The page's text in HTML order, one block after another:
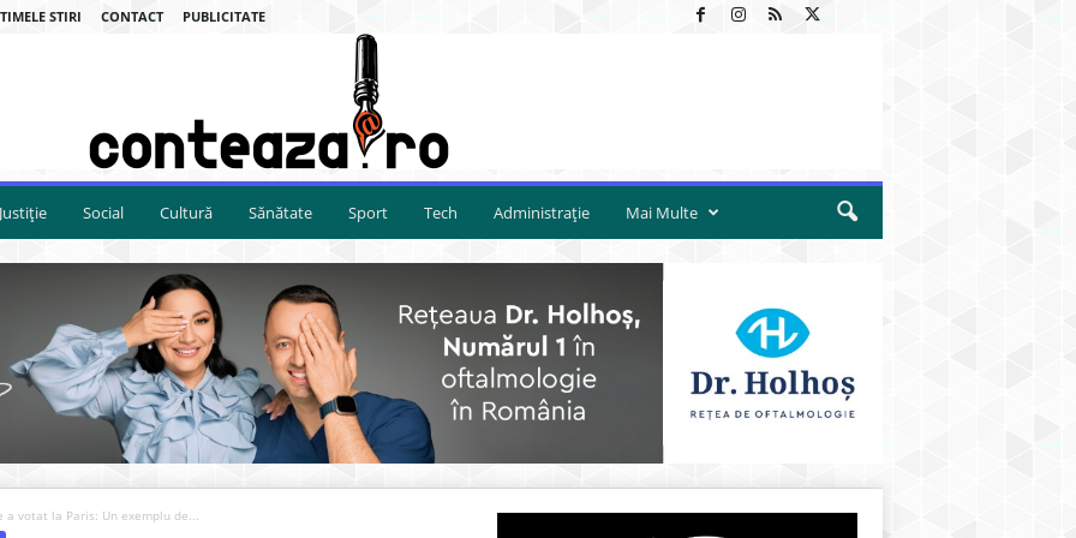
STIRI CONTACT PUBLICITATE
Justiție Social Cultură Sănătate Sport Tech Administrație Mai Multe
a votat la Paris: Un exemplu de...